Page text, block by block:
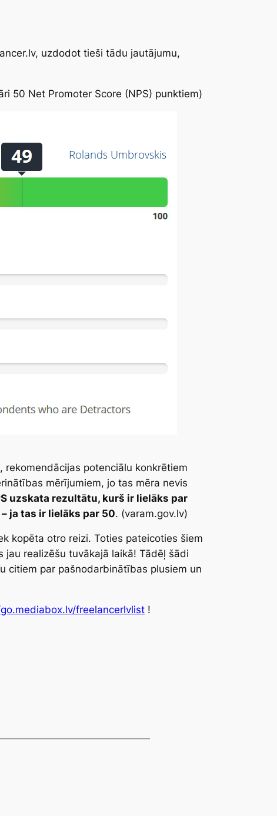
uzdodot tieši tādu jautājumu,
50 Net Promoter Score (NPS) punktiem)
potenciālu konkrētiem
mērījumiem, jo tas mēra nevis
uzskata rezultātu, kurš ir lielāks par
ja tas ir lielāks par 50. (varam.gov.lv)
kopēta otro reizi. Toties pateicoties šiem
realizēšu tuvākajā laikā! Tādēļ šādi
citiem par pašnodarbinātības plusiem un
freelancerlvlist !